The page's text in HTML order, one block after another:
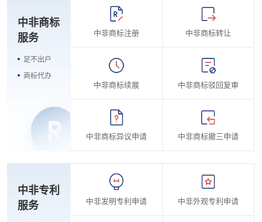
中非商标
服务
足不出户
商标代办
中非商标注册 中非商标转让
中非商标续展 中非商标驳回复审
中非商标异议申请 中非商标撤三申请
中非专利
服务
中非发明专利申请 中非外观专利申请